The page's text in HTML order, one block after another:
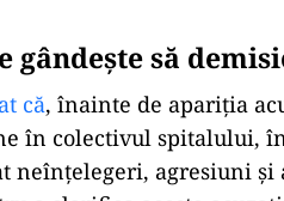
gândește să
că, înainte de apariția
în colectivul spitalului,
neînțelegeri, agresiuni